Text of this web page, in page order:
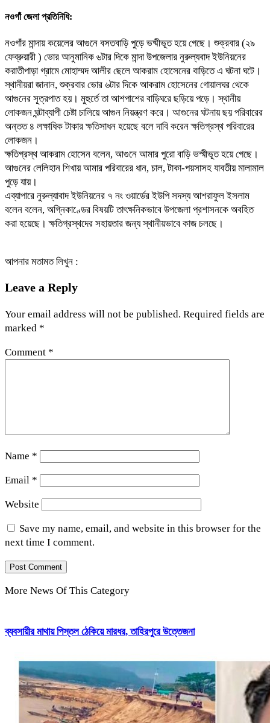
নওগাঁ জেলা প্রতিনিধি:
নওগাঁর মান্দায় কয়েলের আগুনে বসতবাড়ি পুড়ে ভষ্মীভূত হয়ে গেছে। শুক্রবার (২৯
ফেব্রুয়ারী ) ভোর আনুমানিক ৬টার দিকে মান্দা উপজেলার নুরুল্যবাদ ইউনিয়নের
করাতীপাড়া গ্রামে মোহাম্মদ আলীর ছেলে আকরাম হোসেনের বাড়িতে এ ঘটনা ঘটে।
স্থানীয়রা জানান, শুক্রবার ভোর ৬টার দিকে আকরাম হোসেনের গোয়ালঘর থেকে
আগুনের সূত্রপাত হয়। মুহুর্তে তা আশপাশের বাড়িঘরে ছড়িয়ে পড়ে। স্থানীয়
লোকজন ঘন্টাব্যাপী চেষ্টা চালিয়ে আগুন নিয়ন্ত্রণ করে। আগুনের ঘটনায় ছয় পরিবারের
অন্তত ৪ লক্ষাধিক টাকার ক্ষতিসাধন হয়েছে বলে দাবি করেন ক্ষতিগ্রস্থ পরিবারের
লোকজন।
ক্ষতিগ্রস্থ আকরাম হোসেন বলেন, আগুনে আমার পুরো বাড়ি ভস্মীভূত হয়ে গেছে।
আগুনের লেলিহান শিখায় আমার পরিবারের ধান, চাল, টাকা-পয়সাসহ যাবতীয় মালামাল
পুড়ে যায়।
এব্যাপারে নুরুল্যাবাদ ইউনিয়নের ৭ নং ওয়ার্ডের ইউপি সদস্য আশরাফুল ইসলাম
বলেন বলেন, অগ্নিকাণ্ডের বিষয়টি তাৎক্ষনিকভাবে উপজেলা প্রশাসনকে অবহিত
করা হয়েছে। ক্ষতিগ্রস্থদের সহায়তার জন্য স্থানীয়ভাবে কাজ চলছে।
আপনার মতামত লিখুন :
Leave a Reply
Your email address will not be published. Required fields are
marked *
Comment *
Name *
Email *
Website
Save my name, email, and website in this browser for the
next time I comment.
More News Of This Category
ব্যবসায়ীর মাথায় পিস্তল ঠেকিয়ে মারধর, তাহিরপুরে উত্তেজনা